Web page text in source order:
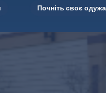
Почніть своє